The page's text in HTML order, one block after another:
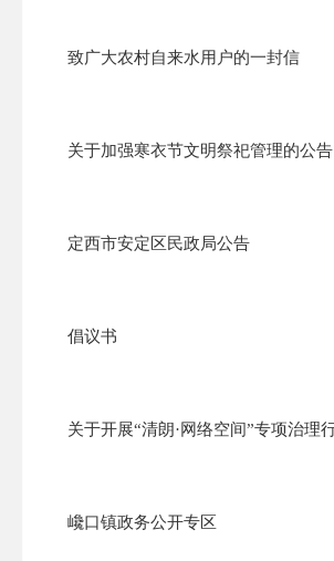
致广大农村自来水用户的一封信
关于加强寒衣节文明祭祀管理的公告
定西市安定区民政局公告
倡议书
巉口镇政务公开专区